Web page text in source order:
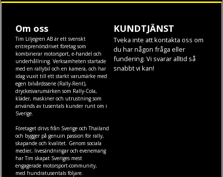
Om oss
Tim Liljegren AB är ett svenskt
entreprenörsdrivet företag som
kombinerar motorsport, e-handel och
underhållning. Verksamheten startade
med en rallybil och en kamera, och har
idag vuxit till ett starkt varumärke med
egen bilvårdsserie (Rally-Rent),
dryckesvarumärken som Rally-Cola,
kläder, maskineroch utrustning som
används av tusentals kunder runt om i
Sverige.
Företaget drivs från Sverige och Thailand
och bygger på genuin passion för rally,
skapande och kvalitet. Genom sociala
medier, livesändningar och evenemang
har Tim skapat Sveriges mest
engagerade motorsport-community,
med hundratusentals följare.
KUNDTJÄNST
Tveka inte att kontakta oss om
du har någon fråga eller
fundering. Vi svarar alltid så
snabbt vi kan!